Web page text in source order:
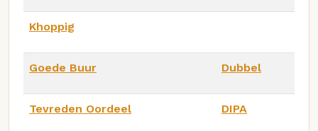
Khoppig
Goede Buur Dubbel
Tevreden Oordeel DIPA